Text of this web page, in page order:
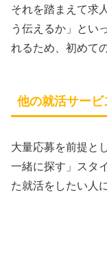
それを踏まえて求
う伝えるか」とい
れるため、初めて
他の就活サー
大量応募を前提と
一緒に探す」スタ
た就活をしたい人